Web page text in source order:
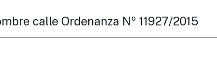
calle Ordenanza Nº 11927/2015